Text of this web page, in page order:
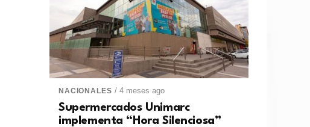
NACIONALES / 4 meses ago
Supermercados Unimarc
implementa “Hora Silenciosa”